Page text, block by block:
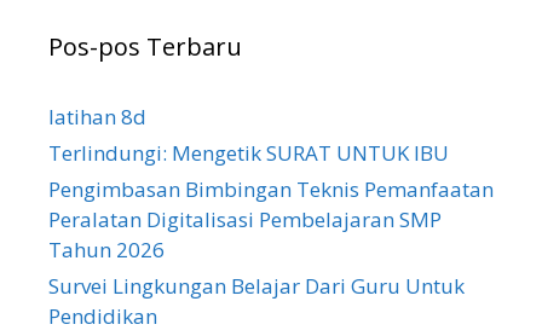
Pos-pos Terbaru
latihan 8d
Terlindungi: Mengetik SURAT UNTUK IBU
Pengimbasan Bimbingan Teknis Pemanfaatan
Peralatan Digitalisasi Pembelajaran SMP
Tahun 2026
Survei Lingkungan Belajar Dari Guru Untuk
Pendidikan